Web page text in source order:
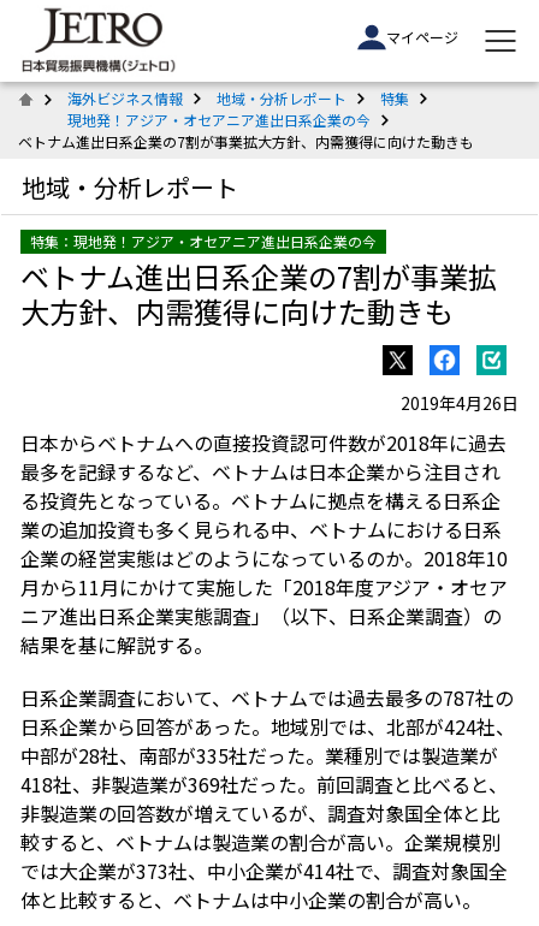
マイページ
海外ビジネス情報 地域・分析レポート
特集
現地発！アジア・オセアニア進出日系企業の今
ベトナム進出日系企業の7割が事業拡大方針、内需獲得に向けた動きも
地域・分析レポート
特集：現地発！アジア・オセアニア進出日系企業の今
ベトナム進出日系企業の7割が事業拡
大方針、内需獲得に向けた動きも
2019年4月26日
日本からベトナムへの直接投資認可件数が2018年に過去
最多を記録するなど、ベトナムは日本企業から注目され
る投資先となっている。ベトナムに拠点を構える日系企
業の追加投資も多く見られる中、ベトナムにおける日系
企業の経営実態はどのようになっているのか。2018年10
月から11月にかけて実施した「2018年度アジア・オセア
ニア進出日系企業実態調査」（以下、日系企業調査）の
結果を基に解説する。
日系企業調査において、ベトナムでは過去最多の787社の
日系企業から回答があった。地域別では、北部が424社、
中部が28社、南部が335社だった。業種別では製造業が
418社、非製造業が369社だった。前回調査と比べると、
非製造業の回答数が増えているが、調査対象国全体と比
較すると、ベトナムは製造業の割合が高い。企業規模別
では大企業が373社、中小企業が414社で、調査対象国全
体と比較すると、ベトナムは中小企業の割合が高い。